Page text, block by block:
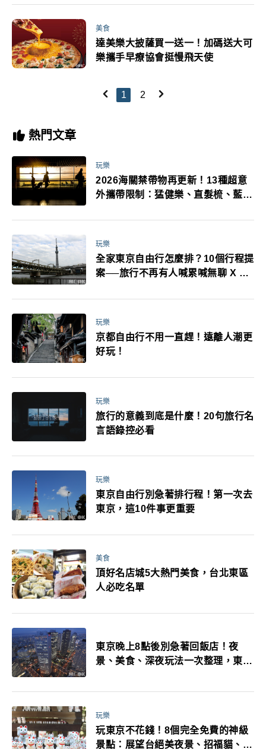
美食
達美樂大披薩買一送一！加碼送大可
樂攜手早療協會挺慢飛天使
1 2
熱門文章
玩樂
2026海關禁帶物再更新！13種超意
外攜帶限制：猛健樂、直髮梳、藍牙
萬！注意事項一次看！
玩樂
全家東京自由行怎麼排？10個行程提
案──旅行不再有人喊累喊無聊 X 爸
玩樂
京都自由行不用一直趕！遠離人潮更
好玩！
玩樂
旅行的意義到底是什麼！20句旅行名
言語錄控必看
玩樂
東京自由行別急著排行程！第一次去
東京，這10件事更重要
美食
頂好名店城5大熱門美食，台北東區
人必吃名單
東京晚上8點後別急著回飯店！夜
景、美食、深夜玩法一次整理，東京
玩樂
玩東京不花錢！8個完全免費的神級
景點：展望台絕美夜景、招福貓、皇